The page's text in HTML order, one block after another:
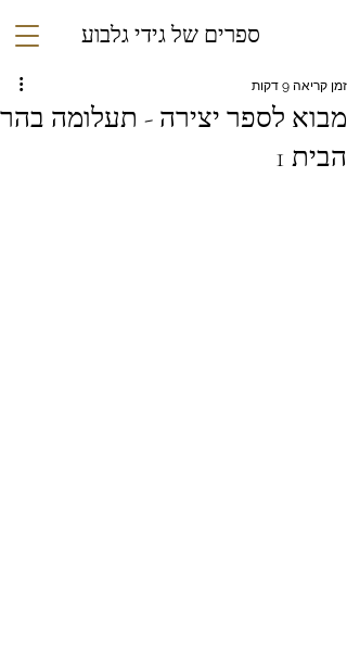
ספרים של גידי גלבוע
מבוא לספר יצירה - תעלומה בהר
הבית 1
זמן קריאה 9 דקות